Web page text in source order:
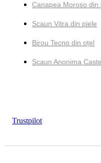
Canapea Moroso din
Scaun Vitra din piele
Birou Tecno din oțel
Scaun Anonima
Trustpilot